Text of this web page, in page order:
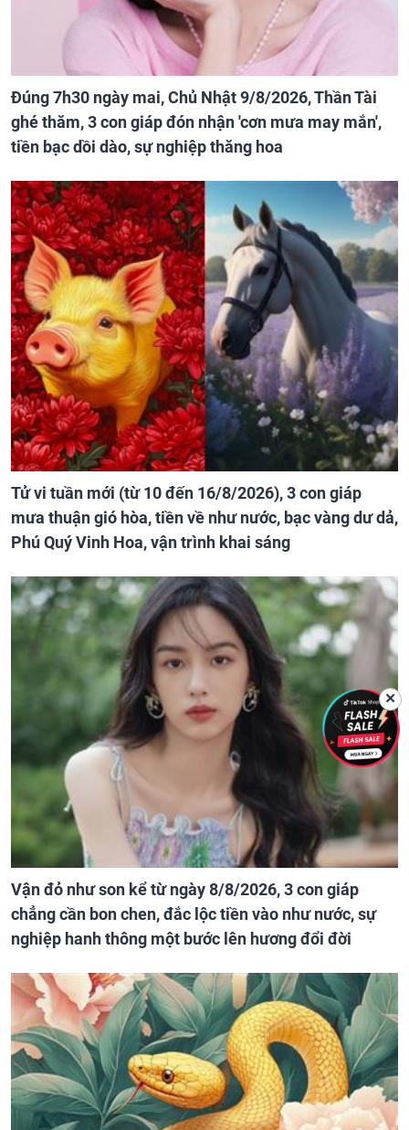
Đúng 7h30 ngày mai, Chủ Nhật 9/8/2026, Thần Tài
ghé thăm, 3 con giáp đón nhận 'cơn mưa may mắn',
tiền bạc dồi dào, sự nghiệp thăng hoa
Tử vi tuần mới (từ 10 đến 16/8/2026), 3 con giáp
mưa thuận gió hòa, tiền về như nước, bạc vàng dư dả,
Phú Quý Vinh Hoa, vận trình khai sáng
Vận đỏ như son kể từ ngày 8/8/2026, 3 con giáp
chẳng cần bon chen, đắc lộc tiền vào như nước, sự
nghiệp hanh thông một bước lên hương đổi đời
✕